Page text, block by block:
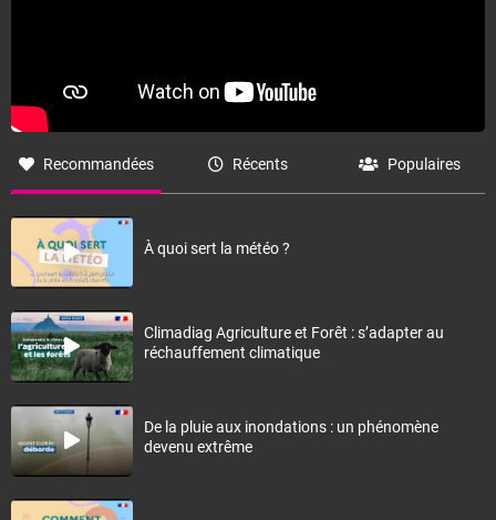
Recommandées Récents Populaires
À quoi sert la météo ?
Climadiag Agriculture et Forêt : s’adapter au
réchauffement climatique
De la pluie aux inondations : un phénomène
devenu extrême